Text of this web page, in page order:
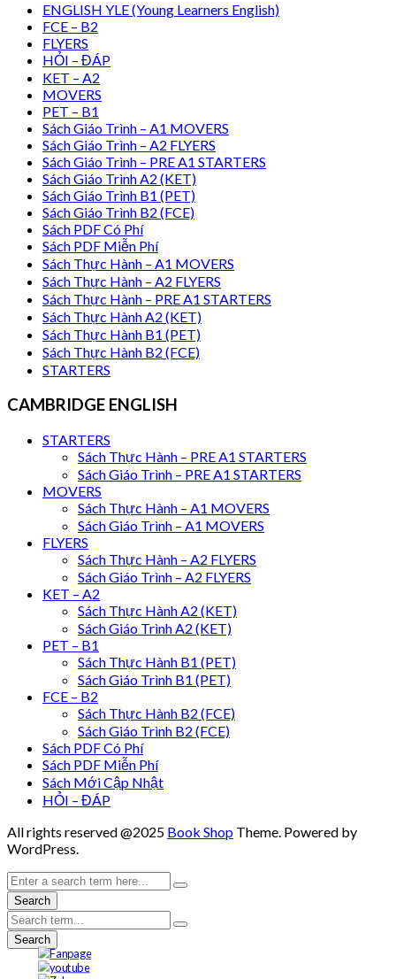
ENGLISH YLE (Young Learners English)
FCE – B2
FLYERS
HỎI – ĐÁP
KET – A2
MOVERS
PET – B1
Sách Giáo Trình – A1 MOVERS
Sách Giáo Trình – A2 FLYERS
Sách Giáo Trình – PRE A1 STARTERS
Sách Giáo Trình A2 (KET)
Sách Giáo Trình B1 (PET)
Sách Giáo Trình B2 (FCE)
Sách PDF Có Phí
Sách PDF Miễn Phí
Sách Thực Hành – A1 MOVERS
Sách Thực Hành – A2 FLYERS
Sách Thực Hành – PRE A1 STARTERS
Sách Thực Hành A2 (KET)
Sách Thực Hành B1 (PET)
Sách Thực Hành B2 (FCE)
STARTERS
CAMBRIDGE ENGLISH
STARTERS
Sách Thực Hành – PRE A1 STARTERS
Sách Giáo Trình – PRE A1 STARTERS
MOVERS
Sách Thực Hành – A1 MOVERS
Sách Giáo Trình – A1 MOVERS
FLYERS
Sách Thực Hành – A2 FLYERS
Sách Giáo Trình – A2 FLYERS
KET – A2
Sách Thực Hành A2 (KET)
Sách Giáo Trình A2 (KET)
PET – B1
Sách Thực Hành B1 (PET)
Sách Giáo Trình B1 (PET)
FCE – B2
Sách Thực Hành B2 (FCE)
Sách Giáo Trình B2 (FCE)
Sách PDF Có Phí
Sách PDF Miễn Phí
Sách Mới Cập Nhật
HỎI – ĐÁP
All rights reserved @2025 Book Shop Theme. Powered by
WordPress.
Search
Search